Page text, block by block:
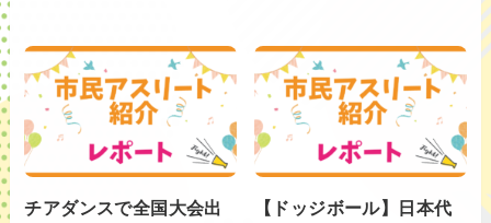
チアダンスで全国大会出
【ドッジボール】日本代